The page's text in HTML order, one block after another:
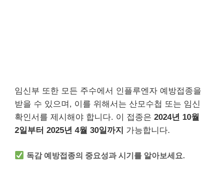
임신부 또한 모든 주수에서 인플루엔자 예방접종을
받을 수 있으며, 이를 위해서는 산모수첩 또는 임신
확인서를 제시해야 합니다. 이 접종은 2024년 10월
2일부터 2025년 4월 30일까지 가능합니다.
독감 예방접종의 중요성과 시기를 알아보세요.